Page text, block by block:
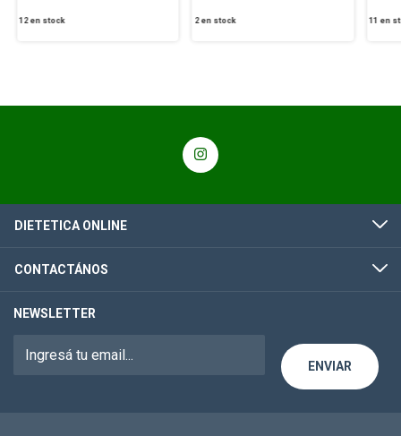
12en stock 2en stock 11 en
DIETETICA ONLINE
CONTACTÁNOS
NEWSLETTER